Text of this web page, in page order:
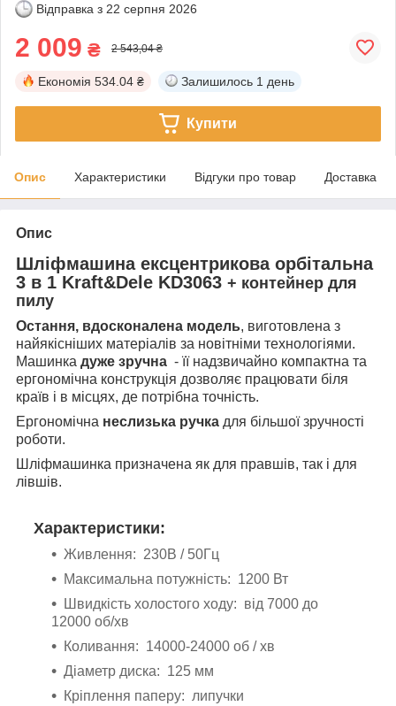
Відправка з 22 серпня 2026
2 009 ₴ 2 543,04 ₴
Економія 534.04 ₴ Залишилось 1 день
Купити
Опис Характеристики Відгуки про товар Доставка
Опис
Шліфмашина ексцентрикова орбітальна
3 в 1 Kraft&Dele KD3063 + контейнер для
пилу
Остання, вдосконалена модель, виготовлена з
найякісніших матеріалів за новітніми технологіями.
Машинка дуже зручна - її надзвичайно компактна та
ергономічна конструкція дозволяє працювати біля
країв і в місцях, де потрібна точність.
Ергономічна неслизька ручка для більшої зручності
роботи.
Шліфмашинка призначена як для правшів, так і для
лівшів.
Характеристики:
Живлення: 230В / 50Гц
Максимальна потужність: 1200 Вт
Швидкість холостого ходу: від 7000 до
12000 об/хв
Коливання: 14000-24000 об / хв
Діаметр диска: 125 мм
Кріплення паперу: липучки